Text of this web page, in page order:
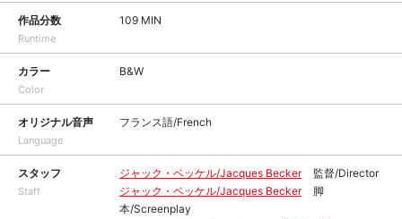
作品分数
Runtime
109 MIN
カラー
Color
B&W
オリジナル音声
Language
フランス語/French
スタッフ
Staff
ジャック・ベッケル/Jacques Becker
監督/Director
ジャック・ベッケル/Jacques Becker
脚
本/Screenplay